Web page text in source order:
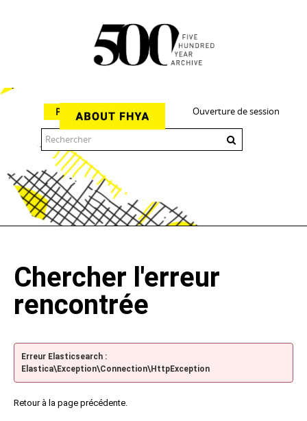
Ouverture de session
Parcourir
Chercher l'erreur
rencontrée
Erreur Elasticsearch :
Elastica\Exception\Connection\HttpException
Retour à la page précédente.